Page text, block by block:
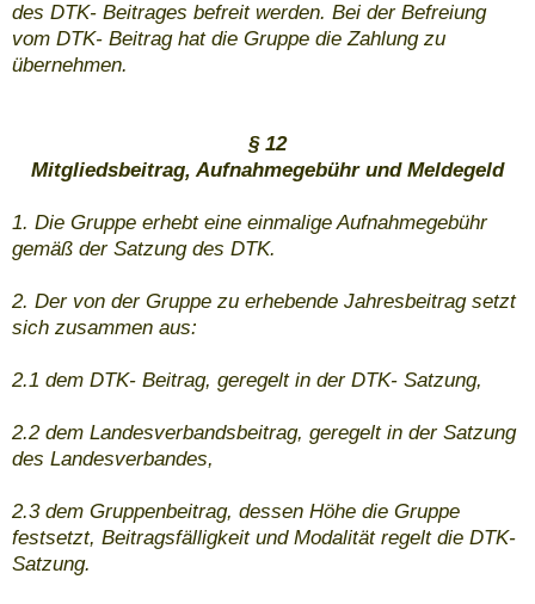
des DTK- Beitrages befreit werden. Bei der Befreiung
vom DTK- Beitrag hat die Gruppe die Zahlung zu
übernehmen.
§ 12
Mitgliedsbeitrag, Aufnahmegebühr und Meldegeld
1. Die Gruppe erhebt eine einmalige Aufnahmegebühr
gemäß der Satzung des DTK.
2. Der von der Gruppe zu erhebende Jahresbeitrag setzt
sich zusammen aus:
2.1 dem DTK- Beitrag, geregelt in der DTK- Satzung,
2.2 dem Landesverbandsbeitrag, geregelt in der Satzung
des Landesverbandes,
2.3 dem Gruppenbeitrag, dessen Höhe die Gruppe
festsetzt, Beitragsfälligkeit und Modalität regelt die DTK-
Satzung.